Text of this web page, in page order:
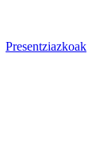
Presentziazkoak